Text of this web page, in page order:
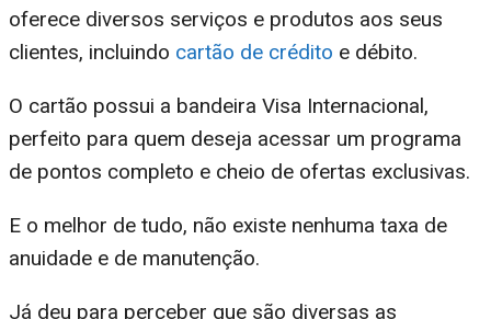
oferece diversos serviços e produtos aos seus
clientes, incluindo cartão de crédito e débito.
O cartão possui a bandeira Visa Internacional,
perfeito para quem deseja acessar um programa
de pontos completo e cheio de ofertas exclusivas.
E o melhor de tudo, não existe nenhuma taxa de
anuidade e de manutenção.
Já deu para perceber que são diversas as